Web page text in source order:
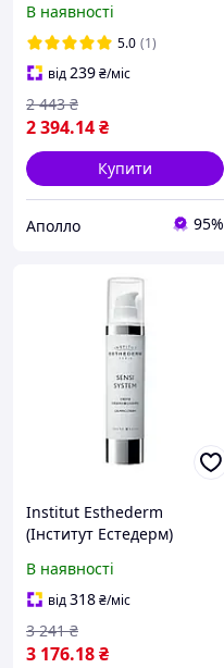
Moisturizing Cream крем
Клітинна вода
зволожуючий для
обличчя, 5
В наявності
5.0 (1)
від239₴/міс
2 394.14₴
2 443 ₴
Купити
Аполло 95%
Institut Esthederm
(Інститут Естедерм)
обличчя Calming Cream,
50 мл догляд для чутливої
шкіри, зволожен
В наявності
від318₴/міс
3 176.18₴
3 241 ₴